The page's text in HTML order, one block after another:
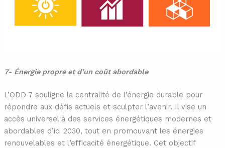
7- Énergie propre et d’un coût abordable
L’ODD 7 souligne la centralité de l’énergie durable pour
répondre aux défis actuels et sculpter l’avenir. Il vise un
accès universel à des services énergétiques modernes et
abordables d’ici 2030, tout en promouvant les énergies
renouvelables et l’efficacité énergétique. Cet objectif